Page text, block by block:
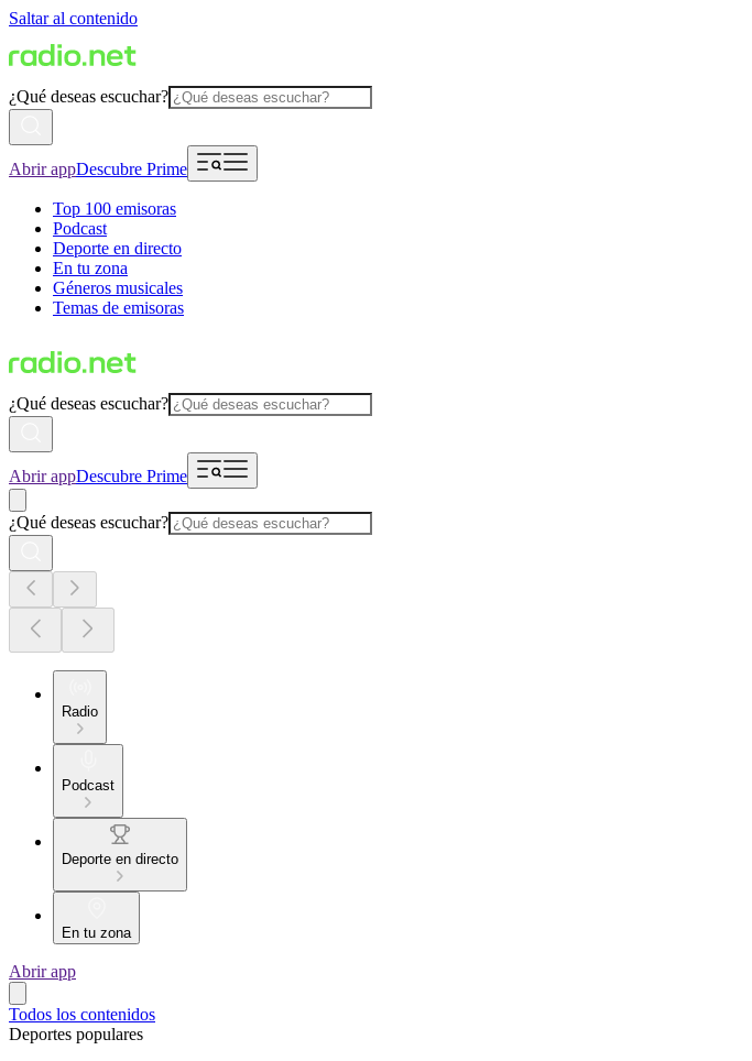
Saltar al contenido
¿Qué deseas escuchar?
Abrir appDescubre Prime
Top 100 emisoras
Podcast
Deporte en directo
En tu zona
Géneros musicales
Temas de emisoras
¿Qué deseas escuchar?
Abrir appDescubre Prime
¿Qué deseas escuchar?
Radio
Podcast
Deporte en directo
En tu zona
Abrir app
Todos los contenidos
Deportes populares